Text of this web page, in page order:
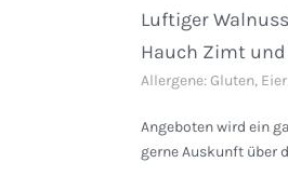
Luftiger
Hauch Zimt und
Allergene: Gluten,
Angeboten wird ein
gerne Auskunft über